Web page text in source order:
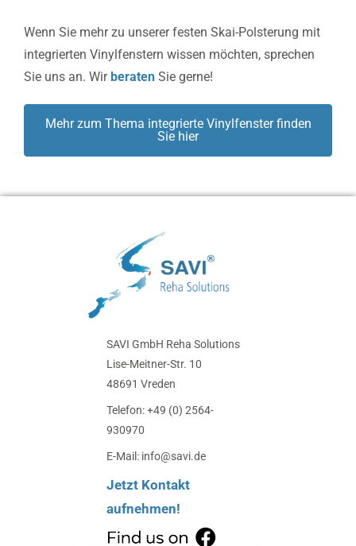
Wenn Sie mehr zu unserer festen Skai-Polsterung mit
integrierten Vinylfenstern wissen möchten, sprechen
Sie uns an. Wir beraten Sie gerne!
Mehr zum Thema integrierte Vinylfenster finden
Sie hier
SAVI GmbH Reha Solutions
Lise-Meitner-Str. 10
48691 Vreden
Telefon: +49 (0) 2564-
930970
E-Mail: info@savi.de
Jetzt Kontakt
aufnehmen!